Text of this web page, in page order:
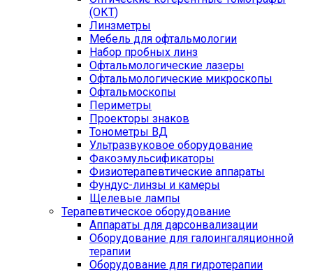
(ОКТ)
Линзметры
Мебель для офтальмологии
Набор пробных линз
Офтальмологические лазеры
Офтальмологические микроскопы
Офтальмоскопы
Периметры
Проекторы знаков
Тонометры ВД
Ультразвуковое оборудование
Факоэмульсификаторы
Физиотерапевтические аппараты
Фундус-линзы и камеры
Щелевые лампы
Терапевтическое оборудование
Аппараты для дарсонвализации
Оборудование для галоингаляционной
терапии
Оборудование для гидротерапии